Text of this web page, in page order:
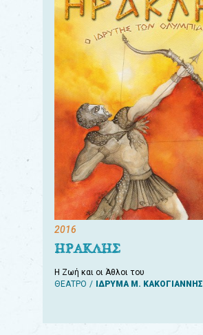
2016
ΗΡΑΚΛΗΣ
Η Ζωή και οι Άθλοι του
ΘΕΑΤΡΟ
ΙΔΡΥΜΑ Μ. ΚΑΚΟΓΙΑΝΝΗΣ